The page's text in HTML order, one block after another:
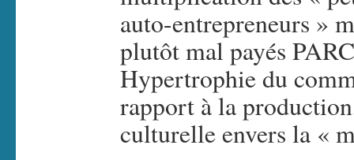
auto-entrepreneurs »
plutôt mal payés
Hypertrophie du
rapport à la
culturelle envers la «